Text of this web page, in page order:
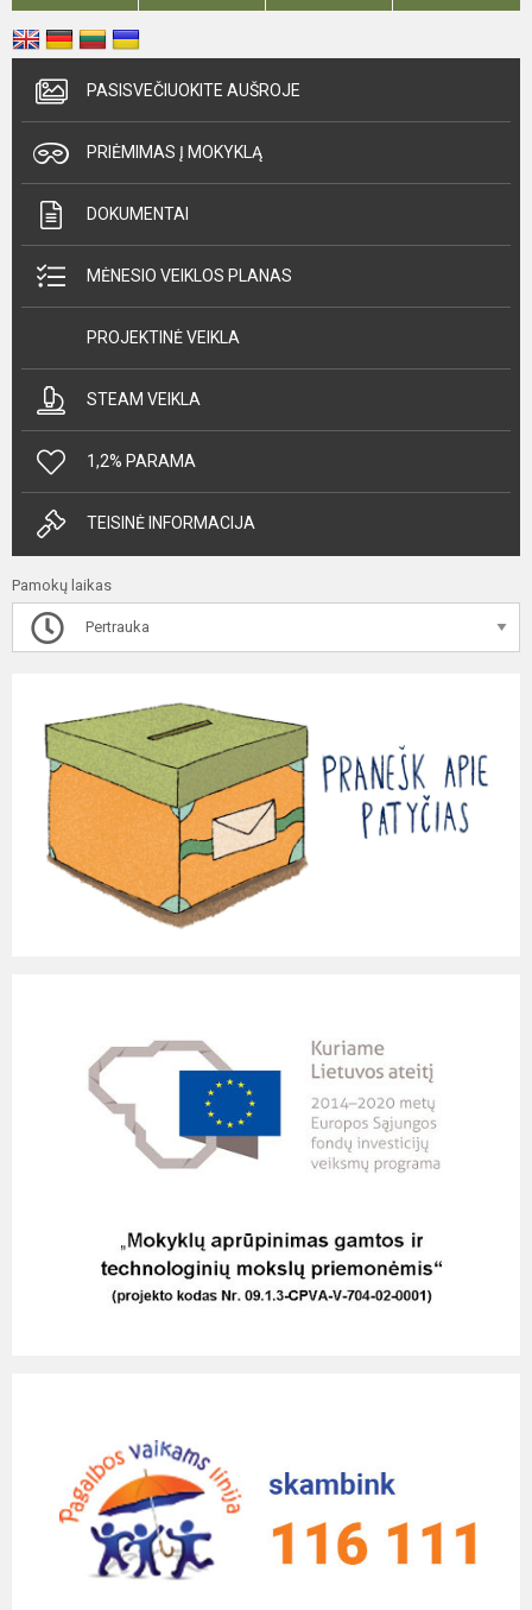
PASISVEČIUOKITE AUŠROJE
PRIĖMIMAS Į MOKYKLĄ
DOKUMENTAI
MĖNESIO VEIKLOS PLANAS
PROJEKTINĖ VEIKLA
STEAM VEIKLA
1,2% PARAMA
TEISINĖ INFORMACIJA
Pamokų laikas
Pertrauka